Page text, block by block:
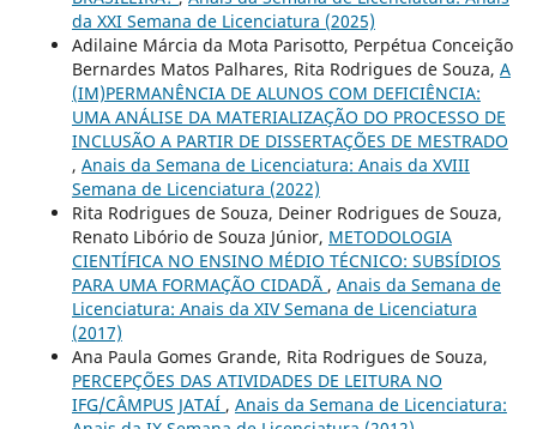
da XXI Semana de Licenciatura (2025)
Adilaine Márcia da Mota Parisotto, Perpétua Conceição
Bernardes Matos Palhares, Rita Rodrigues de Souza, A
(IM)PERMANÊNCIA DE ALUNOS COM DEFICIÊNCIA:
UMA ANÁLISE DA MATERIALIZAÇÃO DO PROCESSO DE
INCLUSÃO A PARTIR DE DISSERTAÇÕES DE MESTRADO
, Anais da Semana de Licenciatura: Anais da XVIII
Semana de Licenciatura (2022)
Rita Rodrigues de Souza, Deiner Rodrigues de Souza,
Renato Libório de Souza Júnior, METODOLOGIA
CIENTÍFICA NO ENSINO MÉDIO TÉCNICO: SUBSÍDIOS
PARA UMA FORMAÇÃO CIDADÃ , Anais da Semana de
Licenciatura: Anais da XIV Semana de Licenciatura
(2017)
Ana Paula Gomes Grande, Rita Rodrigues de Souza,
PERCEPÇÕES DAS ATIVIDADES DE LEITURA NO
IFG/CÂMPUS JATAÍ , Anais da Semana de Licenciatura: